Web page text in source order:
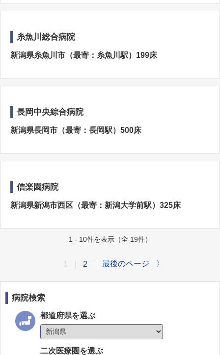
糸魚川総合病院
新潟県糸魚川市（最寄：糸魚川駅）199床
長岡中央綜合病院
新潟県長岡市（最寄：長岡駅）500床
信楽園病院
新潟県新潟市西区（最寄：新潟大学前駅）325床
1 - 10件を表示（全 19件）
2 最後のページ 〉
病院検索
都道府県を選ぶ
二次医療圏を選ぶ